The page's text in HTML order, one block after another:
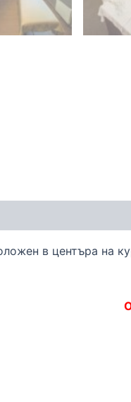
в центъра на